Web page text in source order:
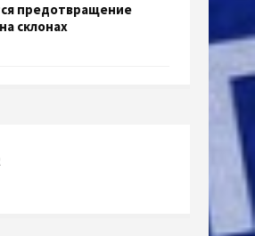
предотвращение
склонах